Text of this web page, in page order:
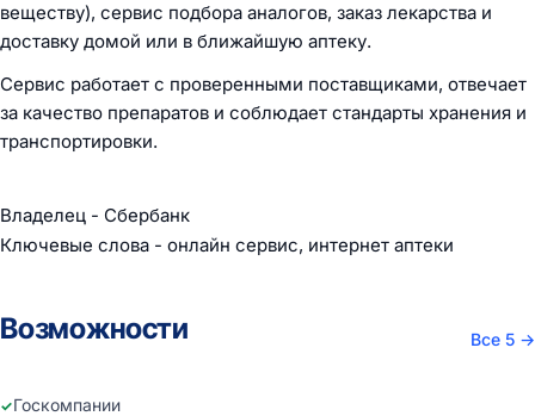
веществу), сервис подбора аналогов, заказ лекарства и
доставку домой или в ближайшую аптеку.
Сервис работает с проверенными поставщиками, отвечает
за качество препаратов и соблюдает стандарты хранения и
транспортировки.
Владелец - Сбербанк
Ключевые слова - онлайн сервис, интернет аптеки
Возможности Все 5 →
Госкомпании